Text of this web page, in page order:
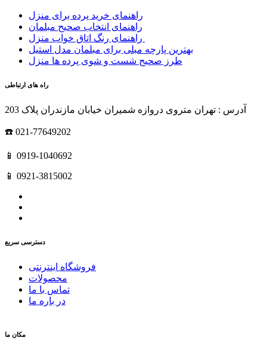
راهنمای خرید پرده برای منزل
راهنمای انتخاب صحیح مبلمان
بهترین پارچه مبلی برای مبلمان مدل استیل
طرز صحیح شست و شوی پرده ها منزل
راه های ارتباطی
آدرس : تهران متروی دروازه شمیران خیابان مازندران پلاک 203
☎️ 021-77649202
📱 0919-1040692
📱 0921-3815002
دسترسی سریع
فروشگاه اینترنتی
محصولات
تماس با ما
در باره ما
مکان ما